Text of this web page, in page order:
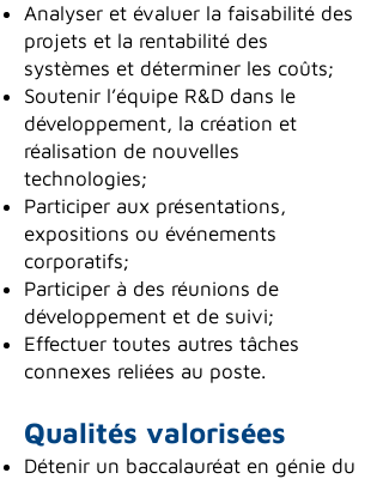
Analyser et évaluer la faisabilité des
projets et la rentabilité des
systèmes et déterminer les coûts;
Soutenir l’équipe R&D dans le
développement, la création et
réalisation de nouvelles
technologies;
Participer aux présentations,
expositions ou événements
corporatifs;
Participer à des réunions de
développement et de suivi;
Effectuer toutes autres tâches
connexes reliées au poste.
Qualités valorisées
Détenir un baccalauréat en génie du